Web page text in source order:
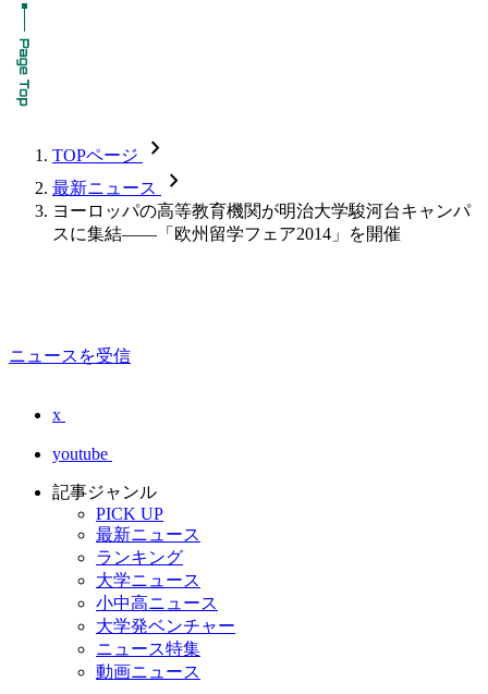
TOPページ chevron_forward
最新ニュース chevron_forward
ヨーロッパの高等教育機関が明治大学駿河台キャンパ
スに集結――「欧州留学フェア2014」を開催
ニュースを受信
x
youtube
記事ジャンル
PICK UP
最新ニュース
ランキング
大学ニュース
小中高ニュース
大学発ベンチャー
ニュース特集
動画ニュース